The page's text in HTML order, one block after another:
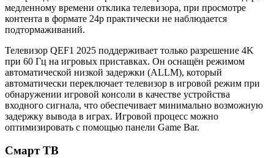
медленному времени отклика телевизора, при просмотре
контента в формате 24p практически не наблюдается
подтормаживаний.
Телевизор QEF1 2025 поддерживает только разрешение 4K
при 60 Гц на игровых приставках. Он оснащён режимом
автоматической низкой задержки (ALLM), который
автоматически переключает телевизор в игровой режим при
обнаружении игровой консоли в качестве устройства
входного сигнала, что обеспечивает минимально возможную
задержку вывода в играх. Игровой процесс можно
оптимизировать с помощью панели Game Bar.
Смарт ТВ